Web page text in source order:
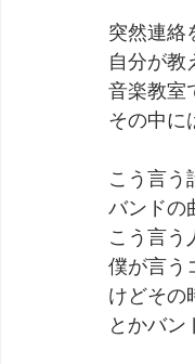
突然連絡
自分が教
音楽教室
その中に
こう言う
バンドの
こう言う
僕が言う
けどその
とかバ